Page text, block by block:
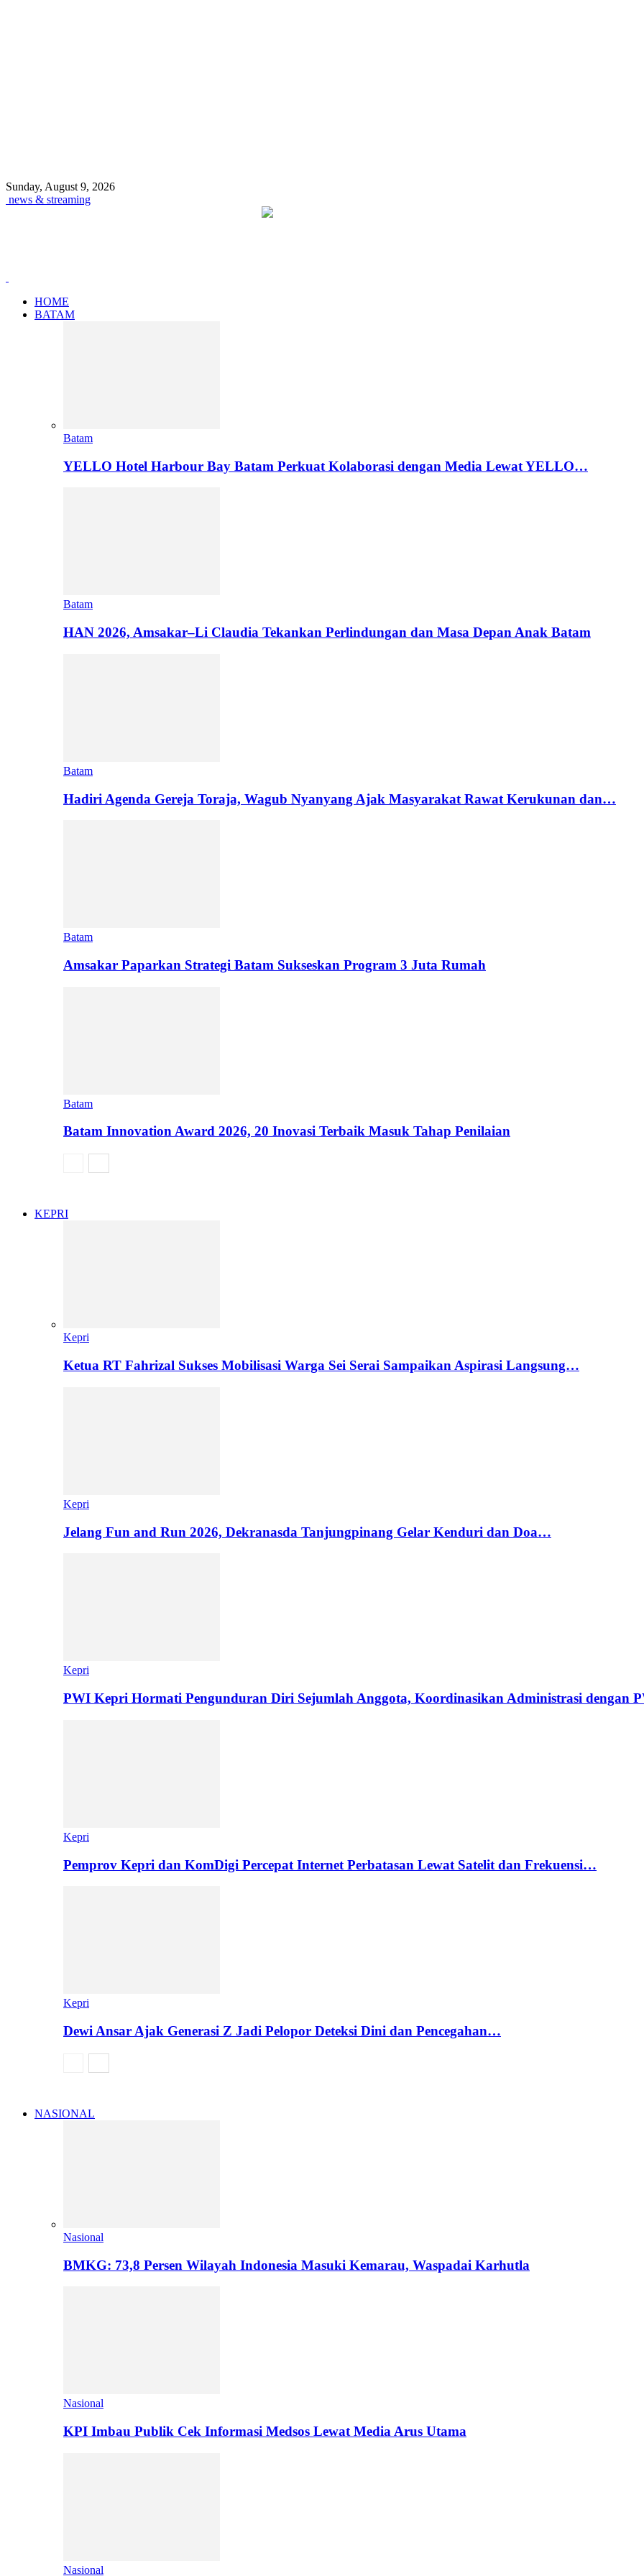
Sunday, August 9, 2026
news & streaming
HOME
BATAM
Batam
YELLO Hotel Harbour Bay Batam Perkuat Kolaborasi dengan Media Lewat YELLO…
Batam
HAN 2026, Amsakar–Li Claudia Tekankan Perlindungan dan Masa Depan Anak Batam
Batam
Hadiri Agenda Gereja Toraja, Wagub Nyanyang Ajak Masyarakat Rawat Kerukunan dan…
Batam
Amsakar Paparkan Strategi Batam Sukseskan Program 3 Juta Rumah
Batam
Batam Innovation Award 2026, 20 Inovasi Terbaik Masuk Tahap Penilaian
KEPRI
Kepri
Ketua RT Fahrizal Sukses Mobilisasi Warga Sei Serai Sampaikan Aspirasi Langsung…
Kepri
Jelang Fun and Run 2026, Dekranasda Tanjungpinang Gelar Kenduri dan Doa…
Kepri
PWI Kepri Hormati Pengunduran Diri Sejumlah Anggota, Koordinasikan Administrasi dengan
Kepri
Pemprov Kepri dan KomDigi Percepat Internet Perbatasan Lewat Satelit dan Frekuensi…
Kepri
Dewi Ansar Ajak Generasi Z Jadi Pelopor Deteksi Dini dan Pencegahan…
NASIONAL
Nasional
BMKG: 73,8 Persen Wilayah Indonesia Masuki Kemarau, Waspadai Karhutla
Nasional
KPI Imbau Publik Cek Informasi Medsos Lewat Media Arus Utama
Nasional